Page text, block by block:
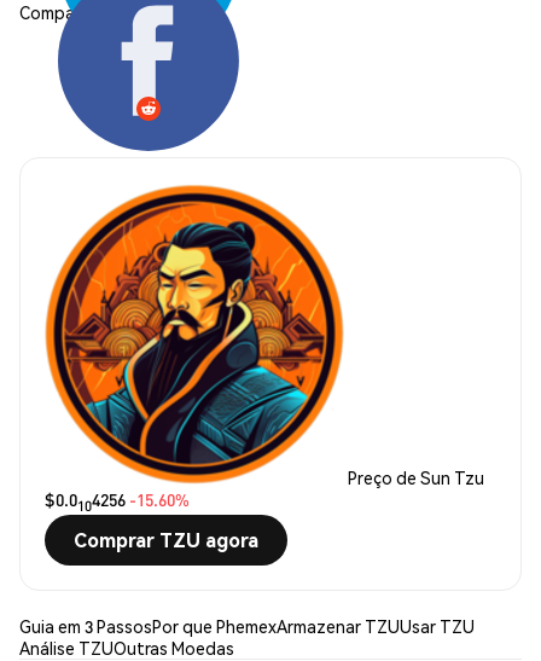
Compartilhar:
Preço de Sun Tzu
$0.0104256 -15.60%
Comprar TZU agora
Guia em 3 PassosPor que PhemexArmazenar TZUUsar TZU
Análise TZUOutras Moedas